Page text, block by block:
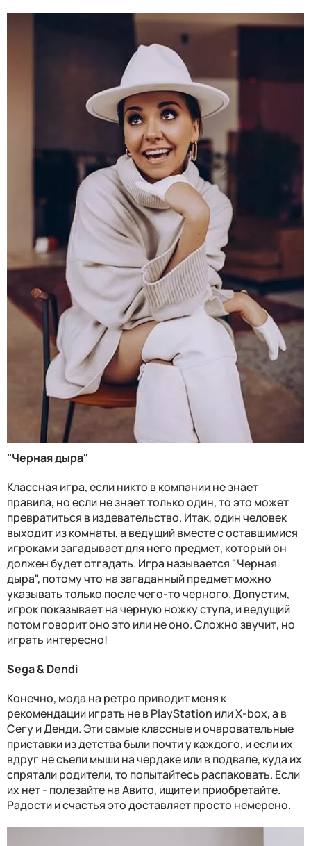
"Черная дыра"
Классная игра, если никто в компании не знает
правила, но если не знает только один, то это может
превратиться в издевательство. Итак, один человек
выходит из комнаты, а ведущий вместе с оставшимися
игроками загадывает для него предмет, который он
должен будет отгадать. Игра называется "Черная
дыра", потому что на загаданный предмет можно
указывать только после чего-то черного. Допустим,
игрок показывает на черную ножку стула, и ведущий
потом говорит оно это или не оно. Сложно звучит, но
играть интересно!
Sega & Dendi
Конечно, мода на ретро приводит меня к
рекомендации играть не в PlayStation или X-box, а в
Сегу и Денди. Эти самые классные и очаровательные
приставки из детства были почти у каждого, и если их
вдруг не съели мыши на чердаке или в подвале, куда их
спрятали родители, то попытайтесь распаковать. Если
их нет - полезайте на Авито, ищите и приобретайте.
Радости и счастья это доставляет просто немерено.